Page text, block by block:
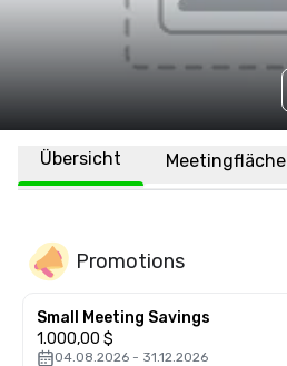
Übersicht Meetingfläche
Promotions
Small Meeting Savings
1.000,00 $
04.08.2026 - 31.12.2026